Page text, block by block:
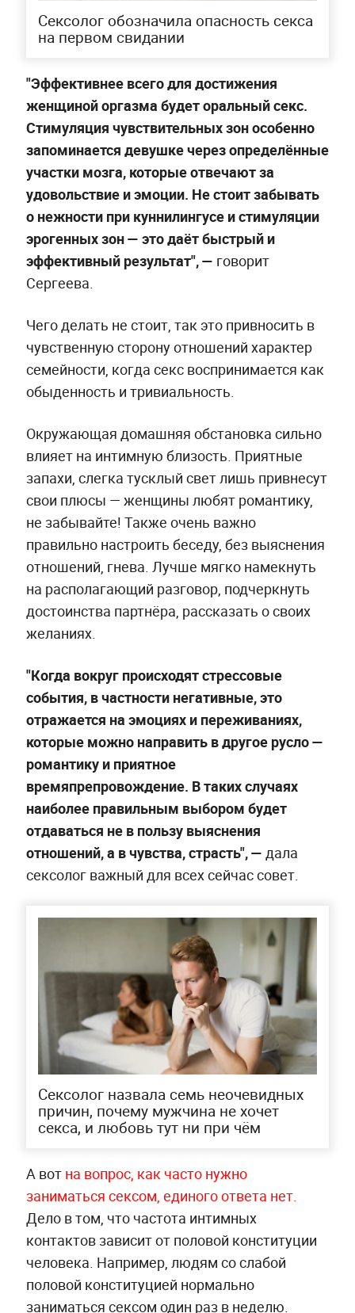
Сексолог обозначила опасность секса
на первом свидании
"Эффективнее всего для достижения
женщиной оргазма будет оральный секс.
Стимуляция чувствительных зон особенно
запоминается девушке через определённые
участки мозга, которые отвечают за
удовольствие и эмоции. Не стоит забывать
о нежности при куннилингусе и стимуляции
эрогенных зон — это даёт быстрый и
эффективный результат", — говорит
Сергеева.
Чего делать не стоит, так это привносить в
чувственную сторону отношений характер
семейности, когда секс воспринимается как
обыденность и тривиальность.
Окружающая домашняя обстановка сильно
влияет на интимную близость. Приятные
запахи, слегка тусклый свет лишь привнесут
свои плюсы — женщины любят романтику,
не забывайте! Также очень важно
правильно настроить беседу, без выяснения
отношений, гнева. Лучше мягко намекнуть
на располагающий разговор, подчеркнуть
достоинства партнёра, рассказать о своих
желаниях.
"Когда вокруг происходят стрессовые
события, в частности негативные, это
отражается на эмоциях и переживаниях,
которые можно направить в другое русло —
романтику и приятное
времяпрепровождение. В таких случаях
наиболее правильным выбором будет
отдаваться не в пользу выяснения
отношений, а в чувства, страсть", — дала
сексолог важный для всех сейчас совет.
Сексолог назвала семь неочевидных
причин, почему мужчина не хочет
секса, и любовь тут ни при чём
А вот на вопрос, как часто нужно
заниматься сексом, единого ответа нет.
Дело в том, что частота интимных
контактов зависит от половой конституции
человека. Например, людям со слабой
половой конституцией нормально
заниматься сексом один раз в неделю.